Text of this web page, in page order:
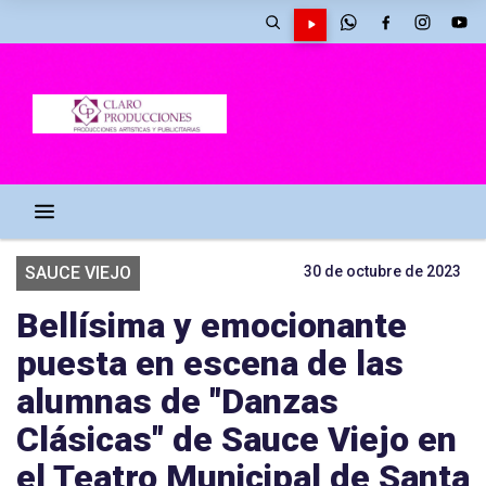
SAUCE VIEJO 30 de octubre de 2023
Bellísima y emocionante
puesta en escena de las
alumnas de "Danzas
Clásicas" de Sauce Viejo en
el Teatro Municipal de Santa